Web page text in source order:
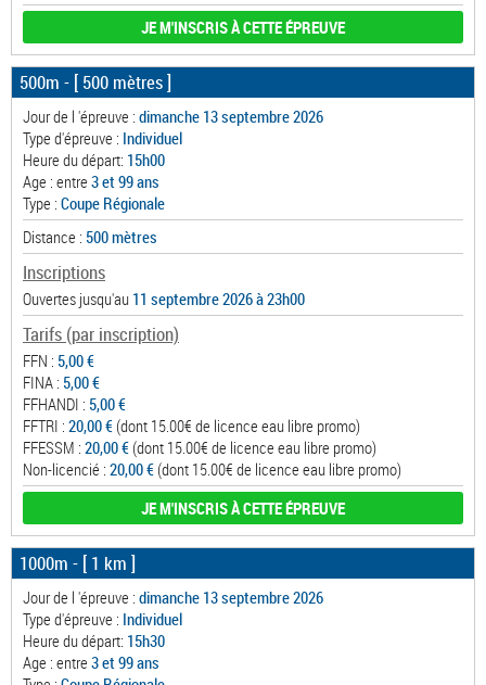
JE M'INSCRIS À CETTE ÉPREUVE
500m - [ 500 mètres ]
Jour de l 'épreuve : dimanche 13 septembre 2026
Type d'épreuve : Individuel
Heure du départ: 15h00
Age : entre 3 et 99 ans
Type : Coupe Régionale
Distance : 500 mètres
Inscriptions
Ouvertes jusqu'au 11 septembre 2026 à 23h00
Tarifs (par inscription)
FFN : 5,00 €
FINA : 5,00 €
FFHANDI : 5,00 €
FFTRI : 20,00 € (dont 15.00€ de licence eau libre promo)
FFESSM : 20,00 € (dont 15.00€ de licence eau libre promo)
Non-licencié : 20,00 € (dont 15.00€ de licence eau libre promo)
JE M'INSCRIS À CETTE ÉPREUVE
1000m - [ 1 km ]
Jour de l 'épreuve : dimanche 13 septembre 2026
Type d'épreuve : Individuel
Heure du départ: 15h30
Age : entre 3 et 99 ans